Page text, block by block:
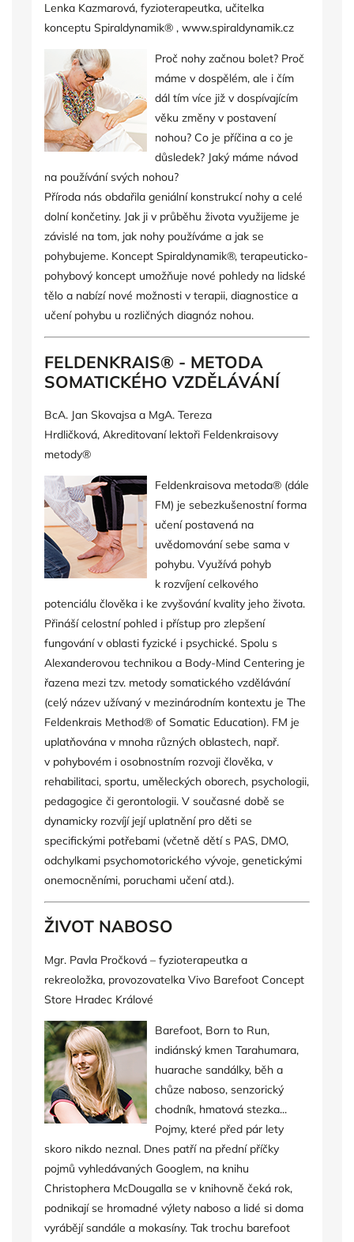
Lenka Kazmarová, fyzioterapeutka, učitelka
konceptu Spiraldynamik® , www.spiraldynamik.cz
Proč nohy začnou bolet? Proč
máme v dospělém, ale i čím
dál tím více již v dospívajícím
věku změny v postavení
nohou? Co je příčina a co je
důsledek? Jaký máme návod
na používání svých nohou?
Příroda nás obdařila geniální konstrukcí nohy a celé
dolní končetiny. Jak ji v průběhu života využijeme je
závislé na tom, jak nohy používáme a jak se
pohybujeme. Koncept Spiraldynamik®, terapeuticko-
pohybový koncept umožňuje nové pohledy na lidské
tělo a nabízí nové možnosti v terapii, diagnostice a
učení pohybu u rozličných diagnóz nohou.
FELDENKRAIS® - METODA
SOMATICKÉHO VZDĚLÁVÁNÍ
BcA. Jan Skovajsa a MgA. Tereza
Hrdličková, Akreditovaní lektoři Feldenkraisovy
metody®
Feldenkraisova metoda® (dále
FM) je sebezkušenostní forma
učení postavená na
uvědomování sebe sama v
pohybu. Využívá pohyb
k rozvíjení celkového
potenciálu člověka i ke zvyšování kvality jeho života.
Přináší celostní pohled i přístup pro zlepšení
fungování v oblasti fyzické i psychické. Spolu s
Alexanderovou technikou a Body-Mind Centering je
řazena mezi tzv. metody somatického vzdělávání
(celý název užívaný v mezinárodním kontextu je The
Feldenkrais Method® of Somatic Education). FM je
uplatňována v mnoha různých oblastech, např.
v pohybovém i osobnostním rozvoji člověka, v
rehabilitaci, sportu, uměleckých oborech, psychologii,
pedagogice či gerontologii. V současné době se
dynamicky rozvíjí její uplatnění pro děti se
specifickými potřebami (včetně dětí s PAS, DMO,
odchylkami psychomotorického vývoje, genetickými
onemocněními, poruchami učení atd.).
ŽIVOT NABOSO
Mgr. Pavla Pročková – fyzioterapeutka a
rekreoložka, provozovatelka Vivo Barefoot Concept
Store Hradec Králové
Barefoot, Born to Run,
indiánský kmen Tarahumara,
huarache sandálky, běh a
chůze naboso, senzorický
chodník, hmatová stezka...
Pojmy, které před pár lety
skoro nikdo neznal. Dnes patří na přední příčky
pojmů vyhledávaných Googlem, na knihu
Christophera McDougalla se v knihovně čeká rok,
podnikají se hromadné výlety naboso a lidé si doma
vyrábějí sandále a mokasíny. Tak trochu barefoot